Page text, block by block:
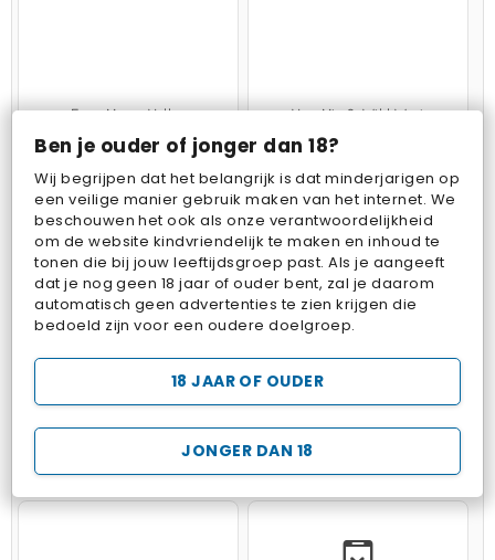
Ben je ouder of jonger dan 18?
Wij begrijpen dat het belangrijk is dat minderjarigen op
een veilige manier gebruik maken van het internet. We
beschouwen het ook als onze verantwoordelijkheid
om de website kindvriendelijk te maken en inhoud te
tonen die bij jouw leeftijdsgroep past. Als je aangeeft
dat je nog geen 18 jaar of ouder bent, zal je daarom
automatisch geen advertenties te zien krijgen die
bedoeld zijn voor een oudere doelgroep.
JONGER DAN 18
18 JAAR OF OUDER
Farm Merge Valley VegaMix 2: Wild West
Pop Fruit Bubbits
Hospital Surgeon Doctor Game Potion Sort